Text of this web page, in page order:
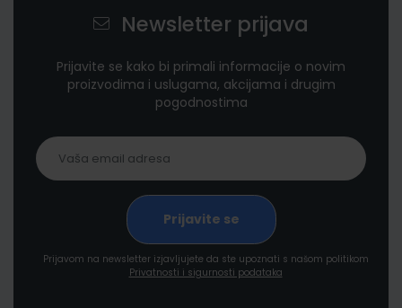
Newsletter prijava
Prijavite se kako bi primali informacije o novim
proizvodima i uslugama, akcijama i drugim
pogodnostima
Prijavom na newsletter izjavljujete da ste upoznati s našom politikom
Privatnosti i sigurnosti podataka